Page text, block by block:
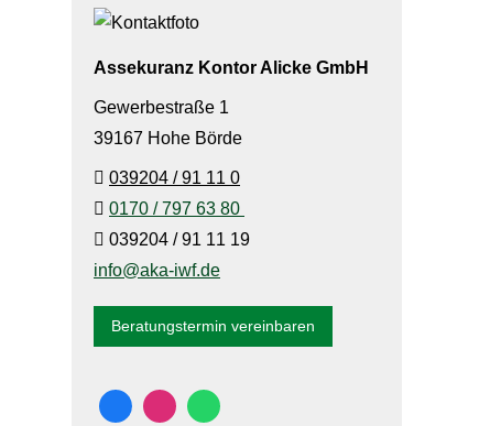
Assekuranz Kontor Alicke GmbH
Gewerbestraße 1
39167 Hohe Börde
039204 / 91 11 0
0170 / 797 63 80
039204 / 91 11 19
info@aka-iwf.de
Beratungstermin vereinbaren